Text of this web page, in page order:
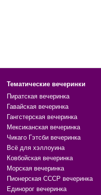
Тематические вечеринки
Пиратская вечеринка
Гавайская вечеринка
Гангстерская вечеринка
Мексиканская вечеринка
Чикаго Гэтсби вечеринка
Всё для хэллоуина
Ковбойская вечеринка
Морская вечеринка
Пионерская СССР вечеринка
Единорог вечеринка